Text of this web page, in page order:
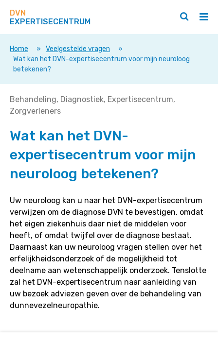
direct
op
deze
DVN
EXPERTISECENTRUM
/
Zoeken
/
Home » Veelgestelde vragen
»
Wat kan het DVN-expertisecentrum voor mijn neuroloog
betekenen?
Wat
kan
DVN-
voor
mijn
neuroloog
Behandeling Diagnostiek Expertisecentrum
Zorgverleners
Wat kan het DVN-
expertisecentrum voor mijn
neuroloog betekenen?
Uw neuroloog kan u naar het DVN-expertisecentrum
verwijzen om de diagnose DVN te bevestigen, omdat
het eigen ziekenhuis daar niet de middelen voor
heeft, of omdat twijfel over de diagnose bestaat.
Daarnaast kan uw neuroloog vragen stellen over het
erfelijkheidsonderzoek of de mogelijkheid tot
deelname aan wetenschappelijk onderzoek. Tenslotte
zal het DVN-expertisecentrum naar aanleiding van
uw bezoek adviezen geven over de behandeling van
dunnevezelneuropathie.